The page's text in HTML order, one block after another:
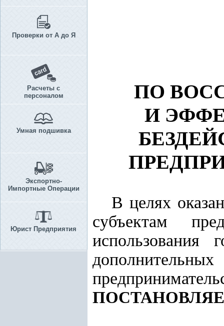
Проверки от А до Я
Расчеты с
персоналом
Умная подшивка
Экспортно-
Импортные Операции
Юрист Предприятия
ПО
И
В целях
субъектам
использования